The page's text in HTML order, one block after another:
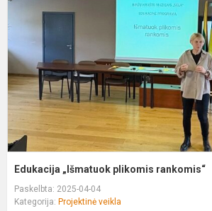
Edukacija „Išmatuok plikomis rankomis“
Paskelbta: 2025-04-04
Kategorija: Projektinė veikla